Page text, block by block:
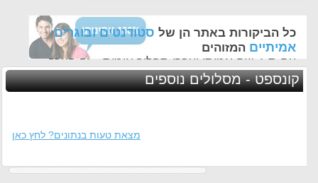
כל הביקורות באתר הן של סטודנטים ובוגרים
אמיתיים המזוהים
עם ת.ז, שם אמיתי ועברו תהליך אימות - זה הערך
החשוב לנו ביותר באתר
קונספט - מסלולים נוספים
מצאת טעות בנתונים? לחץ כאן